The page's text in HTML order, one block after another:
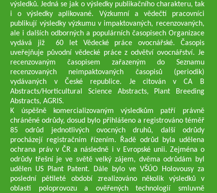
výsledků. Jedná se jak o výsledky publikačního charakteru, tak
i o výsledky aplikované. Výzkumní a vědečtí pracovníci
publikují výsledky výzkumu v impaktovaných, recenzovaných,
ale i dalších odborných a populárních časopisech Organizace
vydává již 60 let Vědecké práce ovocnářské. Časopis
uveřejňuje původní vědecké práce z odvětví ovocnářství. Je
recenzovaným časopisem zařazeným do Seznamu
recenzovaných neimpaktovaných časopisů (periodik)
vydávaných v České republice. Je citován v CA B
Abstracts/Horticultural Science Abstracts, Plant Breeding
Abstracts, AGRIS.
K úspěšně komercializovaným výsledkům patří právně
chráněné odrůdy, dosud bylo přihlášeno a registrováno téměř
85 odrůd jednotlivých ovocných druhů, další odrůdy
procházejí registračním řízením. Řadě odrůd byla udělena
ochrana práv v ČR a následně i v Evropské unii. Zejména o
odrůdy třešní je ve světě velký zájem, dvěma odrůdám byl
udělen US Plant Patent. Dále bylo ve VŠÚO Holovousy za
poslední pětileté období zrealizováno několik výsledků v
oblasti poloprovozu a ověřených technologií smluvně